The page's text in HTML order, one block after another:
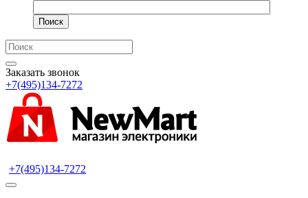
Поиск
Заказать звонок
+7(495)134-7272
+7(495)134-7272